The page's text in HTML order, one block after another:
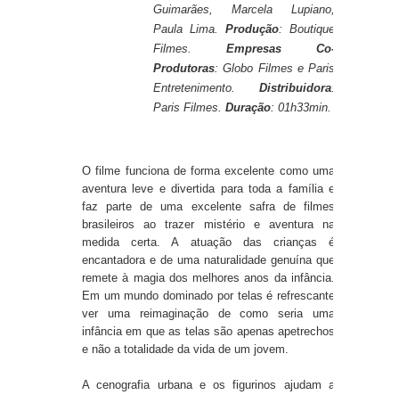
Guimarães, Marcela Lupiano,
Paula Lima. Produção: Boutique
Filmes. Empresas Co-
Produtoras:Globo Filmes e Paris
Entretenimento. Distribuidora:
Paris Filmes. Duração: 01h33min.
O filme funciona de forma excelente como uma
aventura leve e divertida para toda a família e
faz parte de uma excelente safra de filmes
brasileiros ao trazer mistério e aventura na
medida certa. A atuação das crianças é
encantadora e de uma naturalidade genuína que
remete à magia dos melhores anos da infância.
Em um mundo dominado por telas é refrescante
ver uma reimaginação de como seria uma
infância em que as telas são apenas apetrechos
e não a totalidade da vida de um jovem.
A cenografia urbana e os figurinos ajudam a